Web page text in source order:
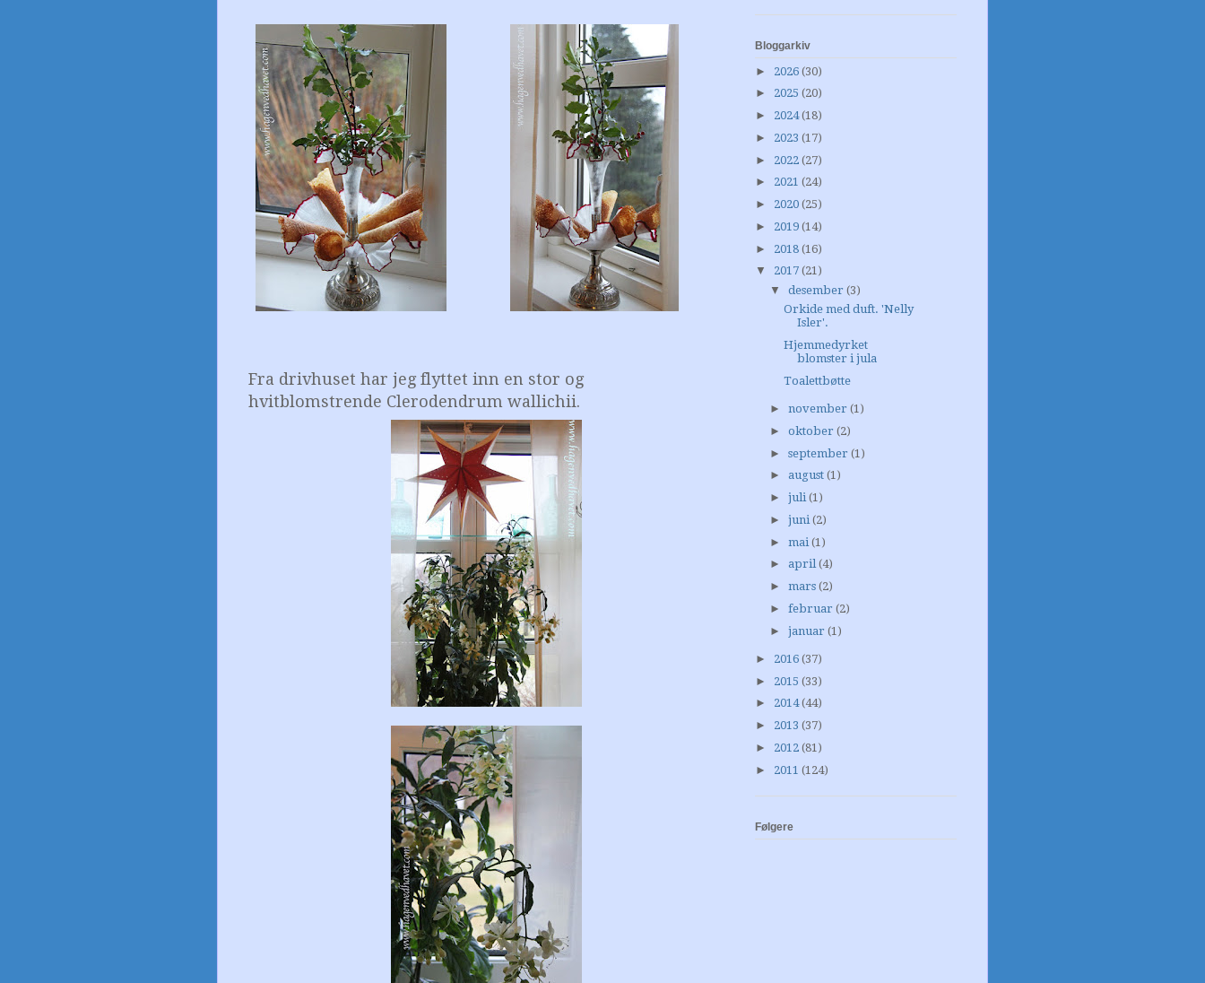
Fra drivhuset har jeg flyttet inn en stor og
hvitblomstrende Clerodendrum wallichii.
Bloggarkiv
► 2026 (30)
► 2025 (20)
► 2024(18)
► 2023 (17)
► 2022 (27)
► 2021 (24)
► 2020 (25)
► 2019 (14)
► 2018 (16)
▼ 2017 (21)
▼ desember (3)
Orkide med duft. 'Nelly
Isler'.
Hjemmedyrket
blomster i jula
Toalettbøtte
► november (1)
► oktober (2)
► september (1)
► august (1)
► juli(1)
► juni (2)
► mai (1)
► april(4)
► mars (2)
► februar (2)
► januar (1)
► 2016 (37)
► 2015 (33)
► 2014(44)
► 2013 (37)
► 2012 (81)
► 2011 (124)
Følgere